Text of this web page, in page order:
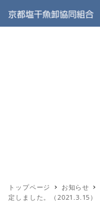
トップページ お知らせ
定しました。（2021.3.15）